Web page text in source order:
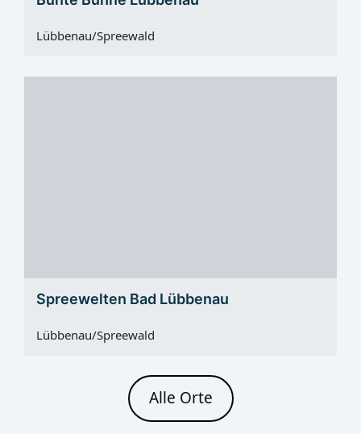
Lübbenau/Spreewald
Spreewelten Bad Lübbenau
Lübbenau/Spreewald
Alle Orte